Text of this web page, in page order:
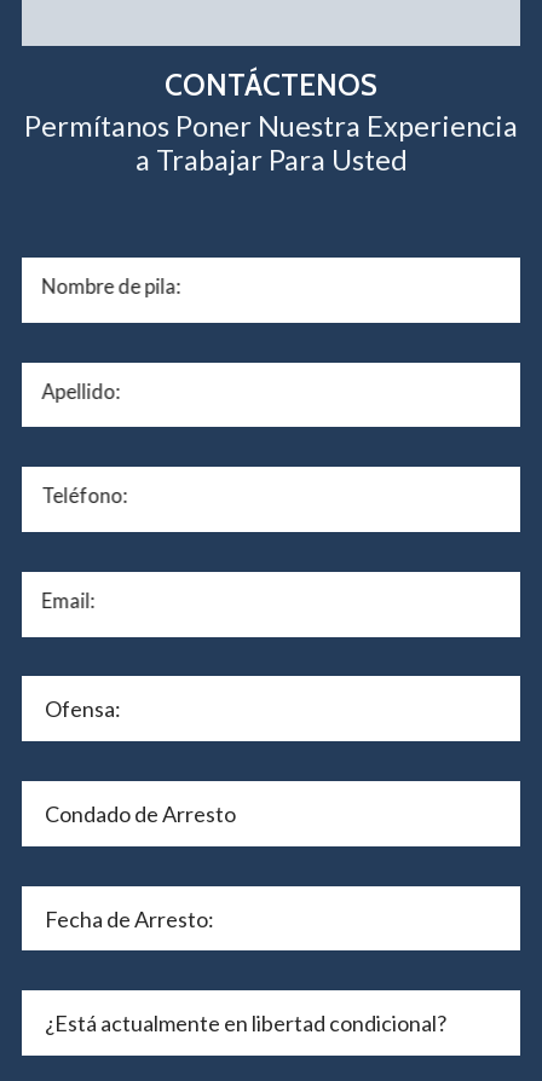
CONTÁCTENOS
Permítanos Poner Nuestra Experiencia
a Trabajar Para Usted
Nombre de pila:
Apellido:
Teléfono:
Email: